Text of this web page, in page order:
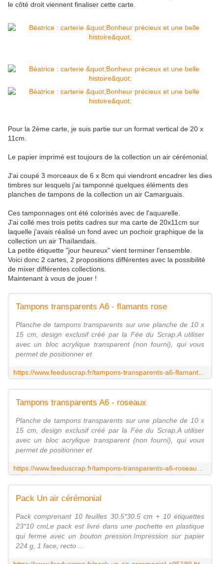
le côté droit viennent finaliser cette carte.
Pour la 2ème carte, je suis partie sur un format vertical de 20 x
11cm.
Le papier imprimé est toujours de la collection un air cérémonial.
J'ai coupé 3 morceaux de 6 x 8cm qui viendront encadrer les dies
timbres sur lesquels j'ai tamponné quelques éléments des
planches de tampons de la collection un air Camarguais.
Ces tamponnages ont été colorisés avec de l'aquarelle.
J'ai collé mes trois petits cadres sur ma carte de 20x11cm sur
laquelle j'avais réalisé un fond avec un pochoir graphique de la
collection un air Thaïlandais.
La petite étiquette "jour heureux" vient terminer l'ensemble.
Voici donc 2 cartes, 2 propositions différentes avec la possibilité
de mixer différentes collections.
Maintenant à vous de jouer !
Tampons transparents A6 - flamants rose
Planche de tampons transparents sur une planche de 10 x
15 cm, design exclusif créé par la Fée du Scrap.A utiliser
avec un bloc acrylique transparent (non fourni), qui vous
permet de positionner et
Tampons transparents A6 - roseaux
Planche de tampons transparents sur une planche de 10 x
15 cm, design exclusif créé par la Fée du Scrap.A utiliser
avec un bloc acrylique transparent (non fourni), qui vous
permet de positionner et
Pack Un air cérémonial
Pack comprenant 10 feuilles 30.5*30.5 cm + 10 étiquettes
23*10 cmLe pack est livré dans une pochette en plastique
qui ferme avec un bouton pression.Impression sur papier
224 g, 1 face, recto ...